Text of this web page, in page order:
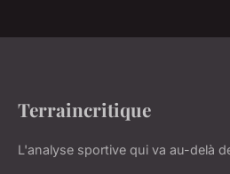
Terraincritique
L'analyse sportive qui va au-delà